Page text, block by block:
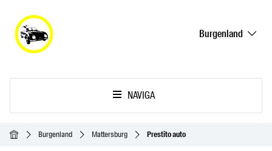
Burgenland
NAVIGA
Home Burgenland Mattersburg Prestito auto